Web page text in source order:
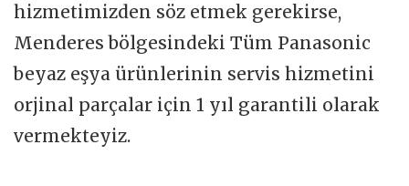
hizmetimizden söz etmek gerekirse,
Menderes bölgesindeki Tüm Panasonic
beyaz eşya ürünlerinin servis hizmetini
orjinal parçalar için 1 yıl garantili olarak
vermekteyiz.